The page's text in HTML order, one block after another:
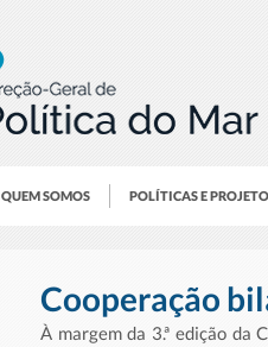
QUEM SOMOS POLÍTICAS E
Cooperação
À margem da 3.ª edição da